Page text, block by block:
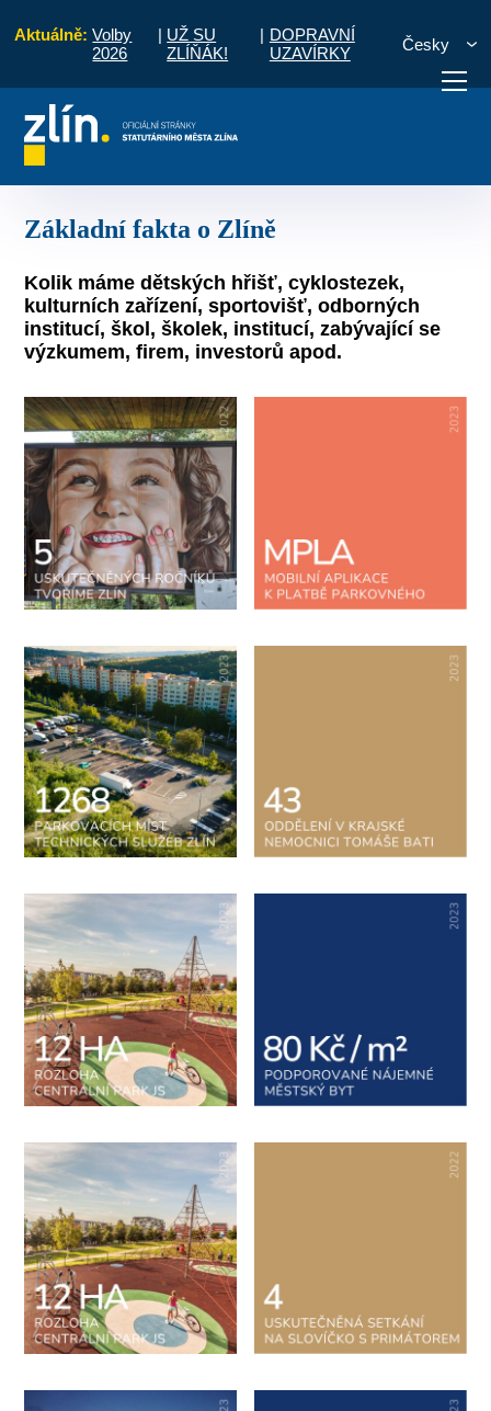
Aktuálně: Volby
2026
| UŽ SU
ZLÍŇÁK!
| DOPRAVNÍ
UZAVÍRKY
Česky
vyřídit Potřebuji zaplatit
Základní fakta o Zlíně
Kolik máme dětských hřišť, cyklostezek,
kulturních zařízení, sportovišť, odborných
institucí, škol, školek, institucí, zabývající se
výzkumem, firem, investorů apod.